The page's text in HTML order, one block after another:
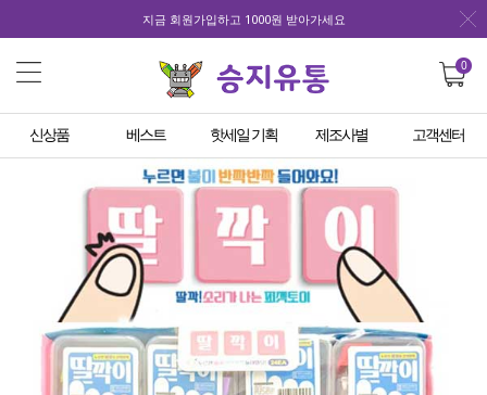
지금 회원가입하고 1000원 받아가세요
0
신상품 베스트 핫세일 기획 제조사별 고객센터